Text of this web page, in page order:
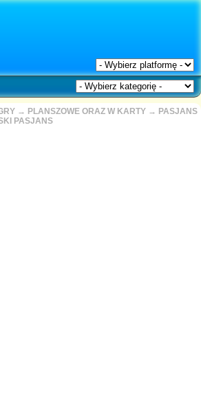
→ PLANSZOWE ORAZ W KARTY → PASJANS
PASJANS